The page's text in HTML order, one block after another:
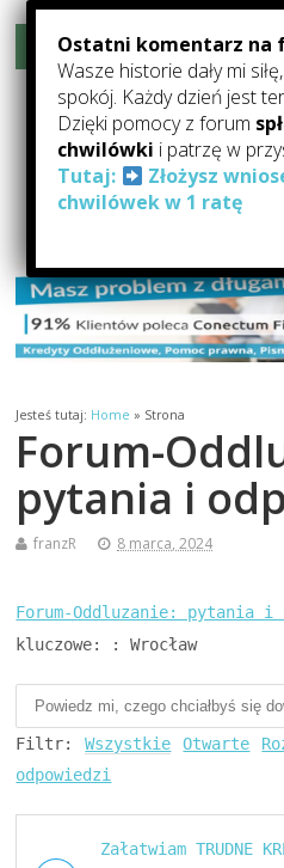
Rozwiń menu
Forum-
Pomoc Dla
Forum Oddłużeniowe: forum o
kredytach i
Jesteś tutaj: Home » Strona
Forum-
pytania i
franzR 8 marca, 2024
Forum-Oddluzanie: pytania i
kluczowe: : Wrocław
Filtr: Wszystkie Otwarte
odpowiedzi
Załatwiam TRUDNE
Ostatni komentarz na
Wasze historie dały mi
spokój. Każdy dzień jest
Dzięki pomocy z forum
chwilówki i patrzę w
Tutaj:
Złożysz
chwilówek w 1 ratę